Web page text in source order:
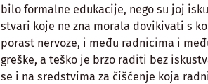
bilo formalne edukacije, nego su joj
stvari koje ne zna morala dovikivati s
porast nervoze, i među radnicima i
greške, a teško je brzo raditi bez
se i na sredstvima za čišćenje koja